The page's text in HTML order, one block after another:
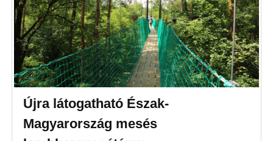
Újra látogatható Észak-
Magyarország mesés